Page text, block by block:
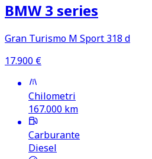
BMW 3 series
Gran Turismo M Sport 318 d
17.900 €
Chilometri
167.000 km
Carburante
Diesel